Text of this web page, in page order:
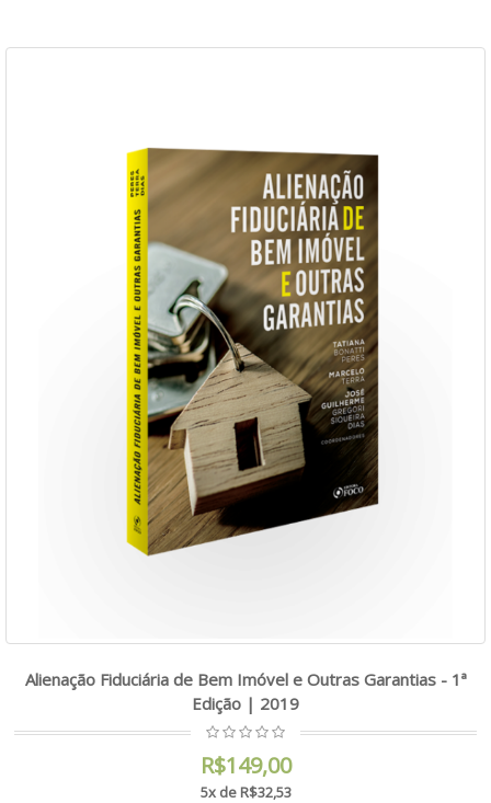
Alienação Fiduciária de Bem Imóvel e Outras Garantias - 1ª
Edição | 2019
R$149,00
5x de R$32,53